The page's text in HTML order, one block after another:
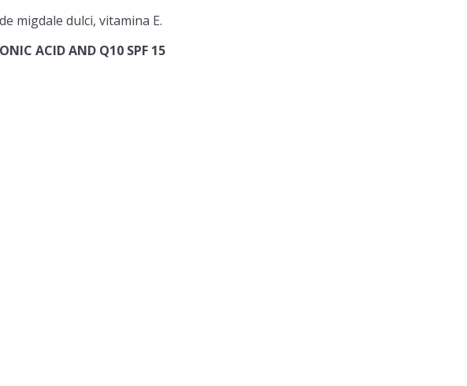
migdale dulci, vitamina E.
ACID AND Q10 SPF 15